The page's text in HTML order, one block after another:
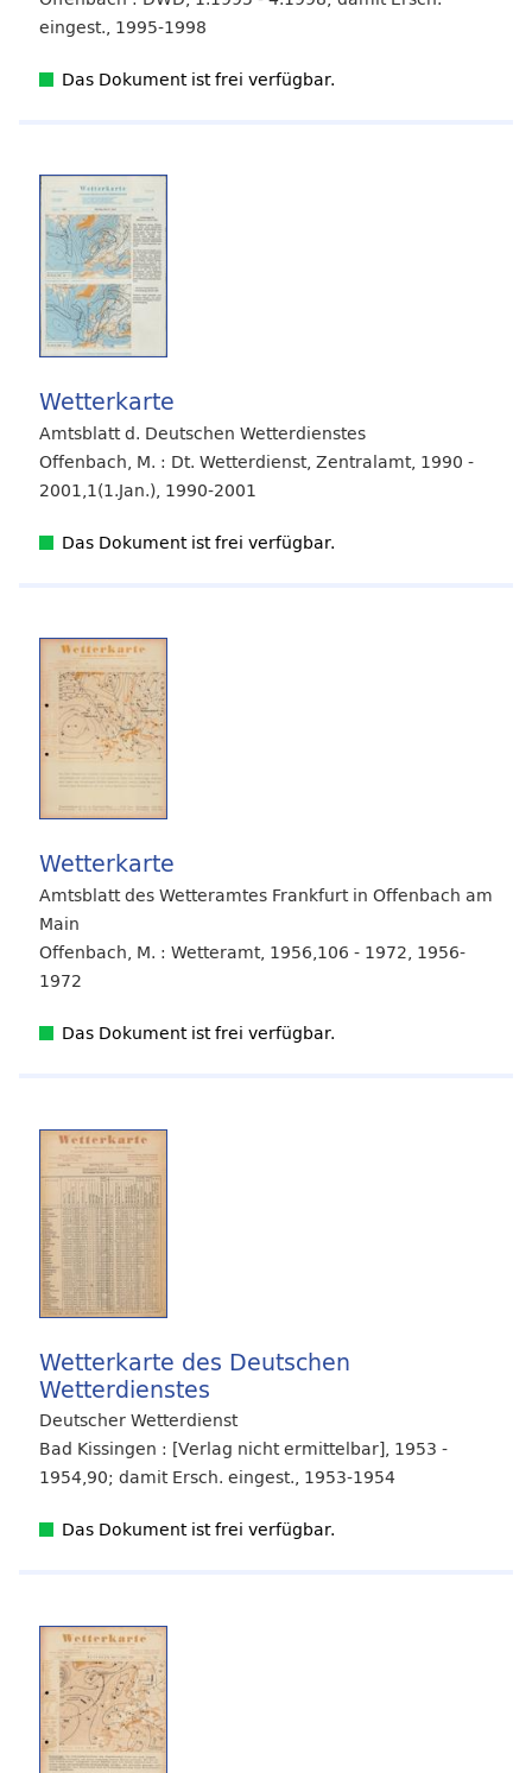
Das Dokument ist frei verfügbar.
eingest., 1995-1998
Das Dokument ist frei verfügbar.
Wetterkarte
Amtsblatt d. Deutschen Wetterdienstes
Offenbach, M. : Dt. Wetterdienst, Zentralamt, 1990 -
2001,1(1.Jan.), 1990-2001
Das Dokument ist frei verfügbar.
Wetterkarte
Amtsblatt des Wetteramtes Frankfurt in Offenbach am
Main
Offenbach, M. : Wetteramt, 1956,106 - 1972, 1956-
1972
Das Dokument ist frei verfügbar.
Wetterkarte des Deutschen
Wetterdienstes
Deutscher Wetterdienst
Bad Kissingen : [Verlag nicht ermittelbar], 1953 -
1954,90; damit Ersch. eingest., 1953-1954